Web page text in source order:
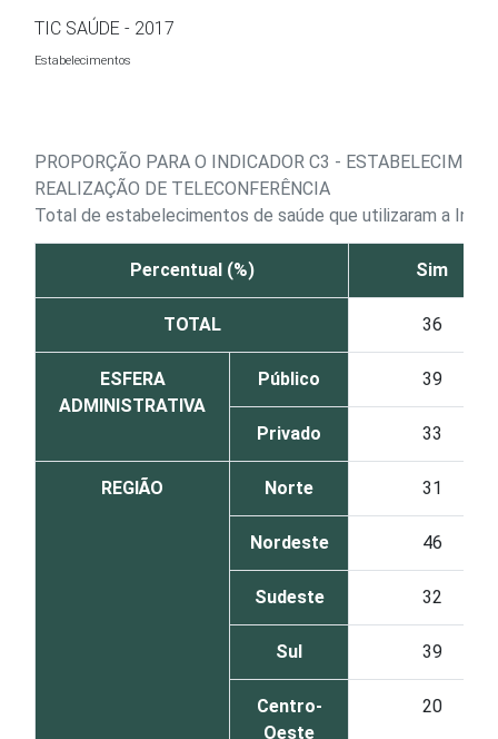
Ir para o conteúdo
TIC SAÚDE - 2017
Estabelecimentos
PROPORÇÃO PARA O INDICADOR C3 -
REALIZAÇÃO DE TELECONFERÊNCIA
Total de estabelecimentos de saúde que utilizaram a
Percentual (%) Sim
TOTAL 36
ESFERA
ADMINISTRATIVA
Público 39
Privado 33
REGIÃO Norte 31
Nordeste 46
Sudeste 32
Sul 39
Centro-
Oeste
20